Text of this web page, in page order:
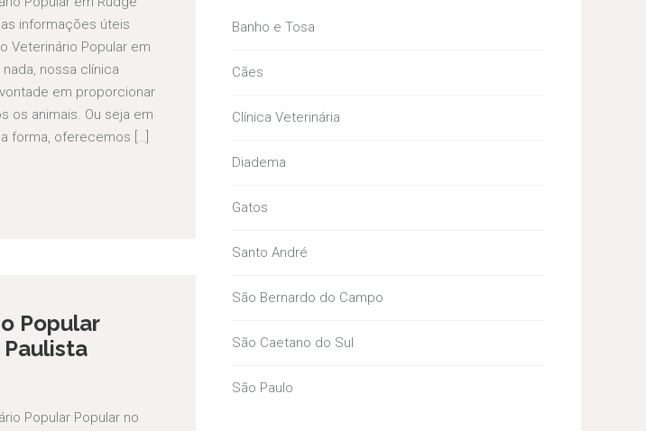
informações úteis
Veterinário Popular em
nossa clínica
em proporcionar
os animais. Ou seja em
forma, oferecemos […]
Popular
Paulista
Popular Popular no
Banho e Tosa
Cães
Clínica Veterinária
Diadema
Gatos
Santo André
São Bernardo do Campo
São Caetano do Sul
São Paulo